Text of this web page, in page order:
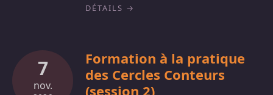
DÉTAILS
7
nov.
Formation à la pratique
des Cercles Conteurs
(session 2)